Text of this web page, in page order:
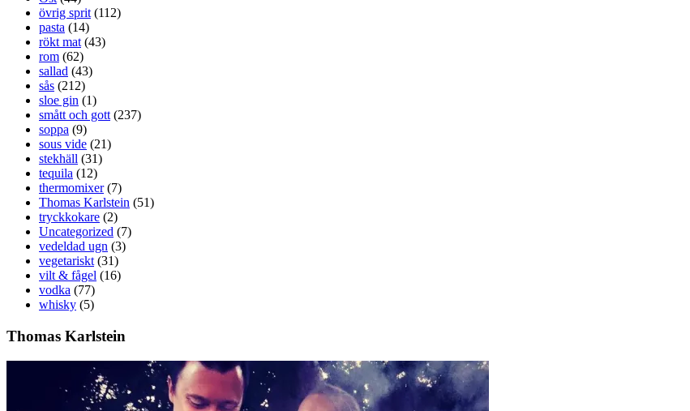
övrig sprit (112)
pasta (14)
rökt mat (43)
rom (62)
sallad (43)
sås (212)
sloe gin (1)
smått och gott (237)
soppa (9)
sous vide (21)
stekhäll (31)
tequila (12)
thermomixer(7)
Thomas Karlstein (51)
tryckkokare (2)
Uncategorized (7)
vedeldad ugn (3)
vegetariskt (31)
vilt & fågel (16)
vodka (77)
whisky (5)
Thomas Karlstein